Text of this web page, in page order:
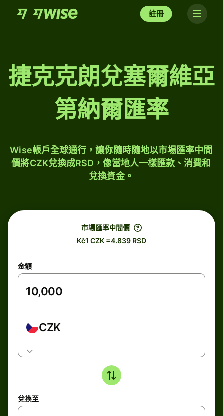
註冊
捷克克朗兌塞爾維亞
第納爾匯率
Wise帳戶全球通行，讓你隨時隨地以市場匯率中間
價將CZK兌換成RSD，像當地人一樣匯款、消費和
兌換資金。
市場匯率中間價
Kč1 CZK = 4.839 RSD
金額
CZK
兌換至